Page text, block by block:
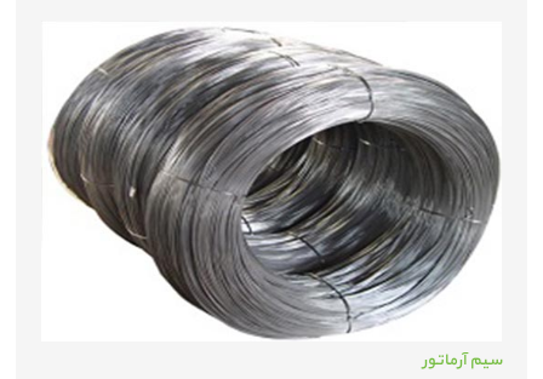
سیم آرماتور